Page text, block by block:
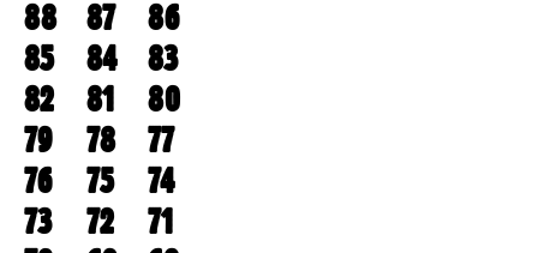
88
87
86
85
84
83
82
81
80
79
78
77
76
75
74
73
72
71